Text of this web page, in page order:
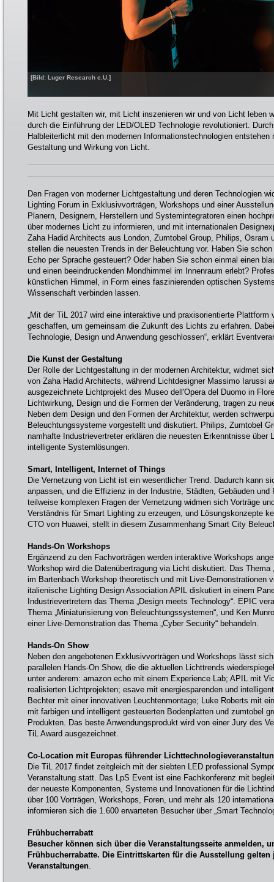
[Bild: Luger Research e.U.]
Mit Licht gestalten wir, mit Licht inszenieren wir und von Licht leben
durch die Einführung der LED/OLED Technologie revolutioniert.
Halbleiterlicht mit den modernen Informationstechnologien entstehen
Gestaltung und Wirkung von Licht.
Den Fragen von moderner Lichtgestaltung und deren Technologien
Lighting Forum in Exklusivvorträgen, Workshops und einer
Planern, Designern, Herstellern und Systemintegratoren einen
über modernes Licht zu informieren, und mit internationalen
Zaha Hadid Architects aus London, Zumtobel Group, Philips, Osram
stellen die neuesten Trends in der Beleuchtung vor. Haben Sie
Echo per Sprache gesteuert? Oder haben Sie schon einmal einen
und einen beeindruckenden Mondhimmel im Innenraum erlebt?
künstlichen Himmel, in Form eines faszinierenden optischen
Wissenschaft verbinden lassen.
„Mit der TiL 2017 wird eine interaktive und praxisorientierte Plattform
geschaffen, um gemeinsam die Zukunft des Lichts zu erfahren.
Technologie, Design und Anwendung geschlossen“, erklärt
Die Kunst der Gestaltung
Der Rolle der Lichtgestaltung in der modernen Architektur, widmet
von Zaha Hadid Architects, während Lichtdesigner Massimo Iarussi
ausgezeichnete Lichtprojekt des Museo dell'Opera del Duomo in
Lichtwirkung, Design und die Formen der Veränderung, tragen zu
Neben dem Design und den Formen der Architektur, werden
Beleuchtungssysteme vorgestellt und diskutiert. Philips, Zumtobel
namhafte Industrievertreter erklären die neuesten Erkenntnisse über
intelligente Systemlösungen.
Smart, Intelligent, Internet of Things
Die Vernetzung von Licht ist ein wesentlicher Trend. Dadurch kann
anpassen, und die Effizienz in der Industrie, Städten, Gebäuden und
teilweise komplexen Fragen der Vernetzung widmen sich Vorträge
Verständnis für Smart Lighting zu erzeugen, und Lösungskonzepte
CTO von Huawei, stellt in diesem Zusammenhang Smart City
Hands-On Workshops
Ergänzend zu den Fachvorträgen werden interaktive Workshops
Workshop wird die Datenübertragung via Licht diskutiert. Das Thema
im Bartenbach Workshop theoretisch und mit Live-Demonstrationen
italienische Lighting Design Association APIL diskutiert in einem
Industrievertretern das Thema „Design meets Technology“. EPIC
Thema „Miniaturisierung von Beleuchtungssystemen“, und Ken
einer Live-Demonstration das Thema „Cyber Security“ behandeln.
Hands-On Show
Neben den angebotenen Exklusivvorträgen und Workshops lässt
parallelen Hands-On Show, die die aktuellen Lichttrends
unter anderem: amazon echo mit einem Experience Lab; APIL mit
realisierten Lichtprojekten; esave mit energiesparenden und
Bechter mit einer innovativen Leuchtenmontage; Luke Roberts mit
mit farbigen und intelligent gesteuerten Bodenplatten und zumtobel
Produkten. Das beste Anwendungsprodukt wird von einer Jury des
TiL Award ausgezeichnet.
Co-Location mit Europas führender
Die TiL 2017 findet zeitgleich mit der siebten LED professional
Veranstaltung statt. Das LpS Event ist eine Fachkonferenz mit
der neueste Komponenten, Systeme und Innovationen für die
über 100 Vorträgen, Workshops, Foren, und mehr als 120
informieren sich die 1.600 erwarteten Besucher über „Smart
Frühbucherrabatt
Besucher können sich über die Veranstaltungsseite anmelden,
Frühbucherrabatte. Die Eintrittskarten für die Ausstellung gelten
Veranstaltungen.